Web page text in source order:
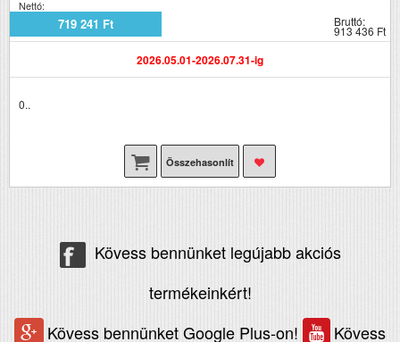
Nettó:
719 241 Ft Bruttó:
913 436 Ft
2026.05.01-2026.07.31-ig
0..
Összehasonlít
Kövess bennünket legújabb akciós
termékeinkért!
Kövess bennünket Google Plus-on!
Kövess